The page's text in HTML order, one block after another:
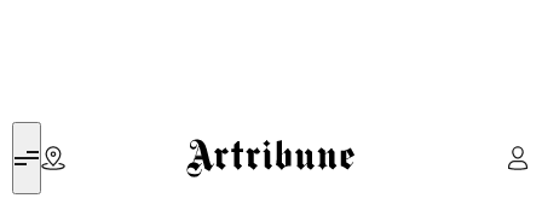
Artribune